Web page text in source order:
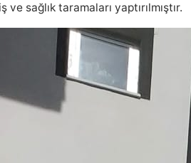
sağlık taramaları yaptırılmıştır.